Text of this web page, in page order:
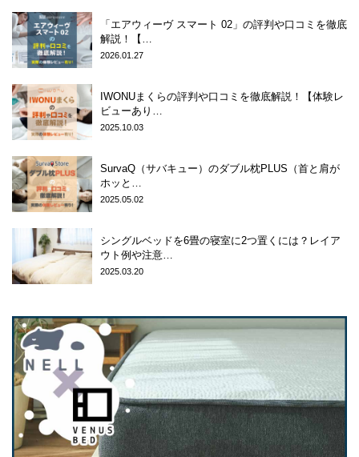
「エアウィーヴ スマート 02」の評判や口コミを徹底
解説！【…
2026.01.27
IWONUまくらの評判や口コミを徹底解説！【体験レ
ビューあり…
2025.10.03
SurvaQ（サバキュー）のダブル枕PLUS（首と肩が
ホッと…
2025.05.02
シングルベッドを6畳の寝室に2つ置くには？レイア
ウト例や注意…
2025.03.20